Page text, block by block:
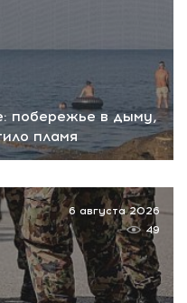
побережье в дыму,
пламя
6 августа 2026
49